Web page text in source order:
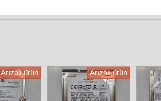
Arızalı ürün Arızalı ürün